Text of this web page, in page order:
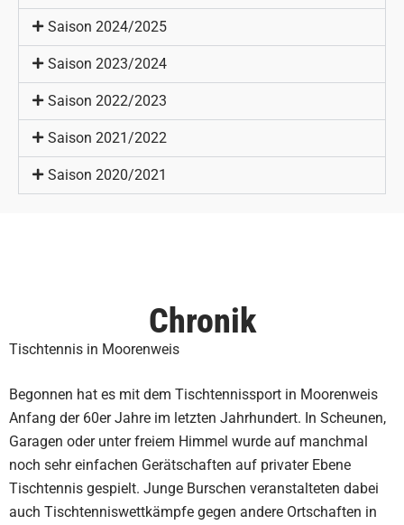
Saison 2024/2025
Saison 2023/2024
Saison 2022/2023
Saison 2021/2022
Saison 2020/2021
Chronik
Tischtennis in Moorenweis
Begonnen hat es mit dem Tischtennissport in Moorenweis
Anfang der 60er Jahre im letzten Jahrhundert. In Scheunen,
Garagen oder unter freiem Himmel wurde auf manchmal
noch sehr einfachen Gerätschaften auf privater Ebene
Tischtennis gespielt. Junge Burschen veranstalteten dabei
auch Tischtenniswettkämpfe gegen andere Ortschaften in